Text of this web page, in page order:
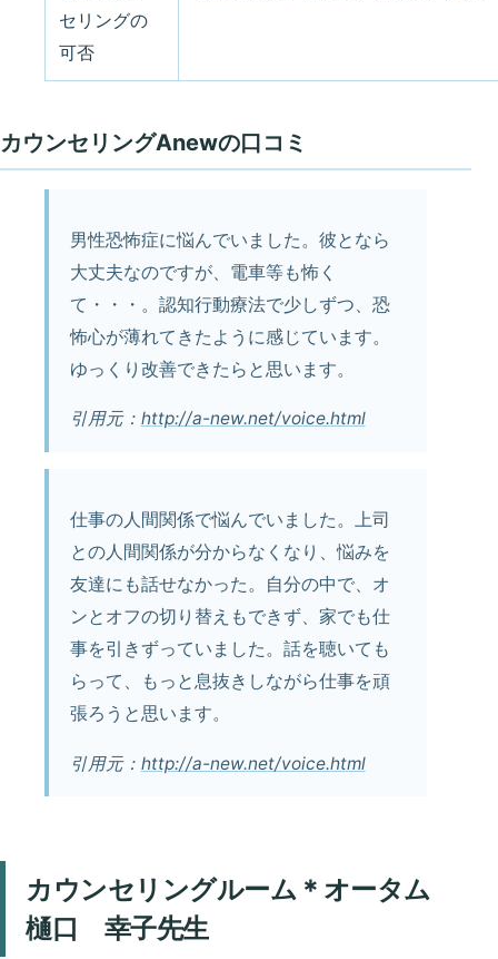
セリングの
可否
カウンセリングAnewの口コミ
男性恐怖症に悩んでいました。彼となら
大丈夫なのですが、電車等も怖く
て・・・。認知行動療法で少しずつ、恐
怖心が薄れてきたように感じています。
ゆっくり改善できたらと思います。
引用元： http://a-new.net/voice.html
仕事の人間関係で悩んでいました。上司
との人間関係が分からなくなり、悩みを
友達にも話せなかった。自分の中で、オ
ンとオフの切り替えもできず、家でも仕
事を引きずっていました。話を聴いても
らって、もっと息抜きしながら仕事を頑
張ろうと思います。
引用元： http://a-new.net/voice.html
カウンセリングルーム＊オータム
樋口 幸子先生